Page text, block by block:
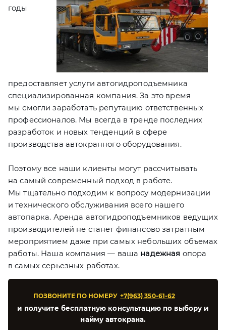
годы
предоставляет услуги автогидроподъемника
специализированная компания. За это время
мы смогли заработать репутацию ответственных
профессионалов. Мы всегда в тренде последних
разработок и новых тенденций в сфере
производства автокранного оборудования.
Поэтому все наши клиенты могут рассчитывать
на самый современный подход в работе.
Мы тщательно подходим к вопросу модернизации
и технического обслуживания всего нашего
автопарка. Аренда автогидроподъемников ведущих
производителей не станет финансово затратным
мероприятием даже при самых небольших объемах
работы. Наша компания — ваша надежная опора
в самых серьезных работах.
ПОЗВОНИТЕ ПО НОМЕРУ +7(963) 350-61-62
и получите бесплатную консультацию по выбору и
найму автокрана.